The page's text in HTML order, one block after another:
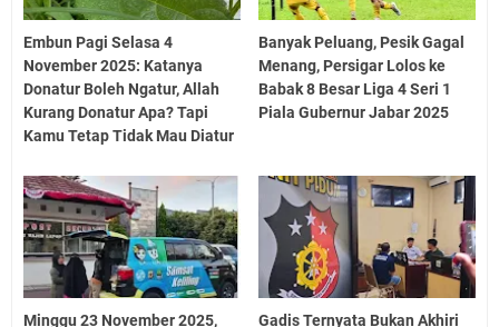
Embun Pagi Selasa 4
November 2025: Katanya
Donatur Boleh Ngatur, Allah
Kurang Donatur Apa? Tapi
Kamu Tetap Tidak Mau Diatur
Banyak Peluang, Pesik Gagal
Menang, Persigar Lolos ke
Babak 8 Besar Liga 4 Seri 1
Piala Gubernur Jabar 2025
Minggu 23 November 2025,
Gadis Ternyata Bukan Akhiri